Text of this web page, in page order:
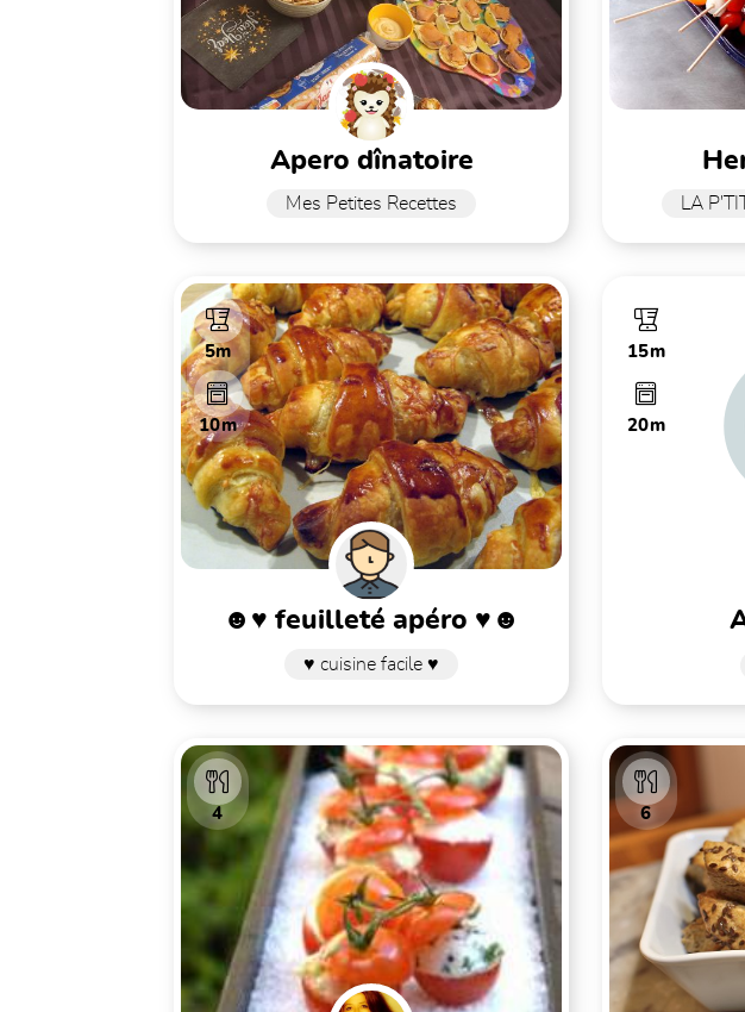
apero dînatoire
Mes Petites Recettes LA
5m
10m
☻♥ feuilleté apéro ♥☻
♥ cuisine facile ♥
15m
20m
4 6